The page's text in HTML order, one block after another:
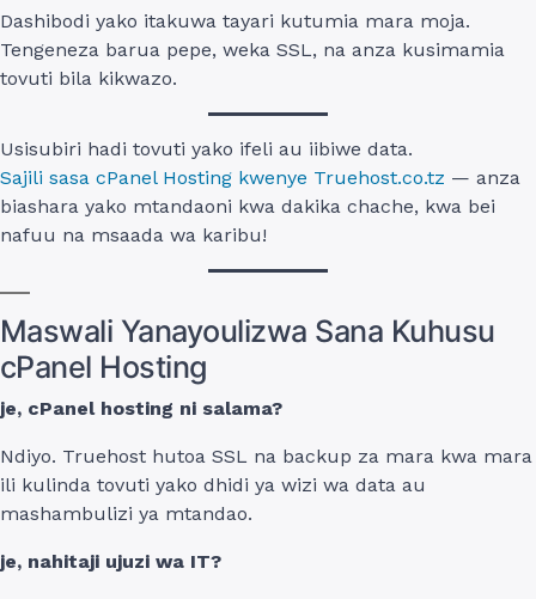
Dashibodi yako itakuwa tayari kutumia mara moja.
Tengeneza barua pepe, weka SSL, na anza kusimamia
tovuti bila kikwazo.
Usisubiri hadi tovuti yako ifeli au iibiwe data.
Sajili sasa cPanel Hosting kwenye Truehost.co.tz — anza
biashara yako mtandaoni kwa dakika chache, kwa bei
nafuu na msaada wa karibu!
Maswali Yanayoulizwa Sana Kuhusu
cPanel Hosting
je, cPanel hosting ni salama?
Ndiyo. Truehost hutoa SSL na backup za mara kwa mara
ili kulinda tovuti yako dhidi ya wizi wa data au
mashambulizi ya mtandao.
je, nahitaji ujuzi wa IT?